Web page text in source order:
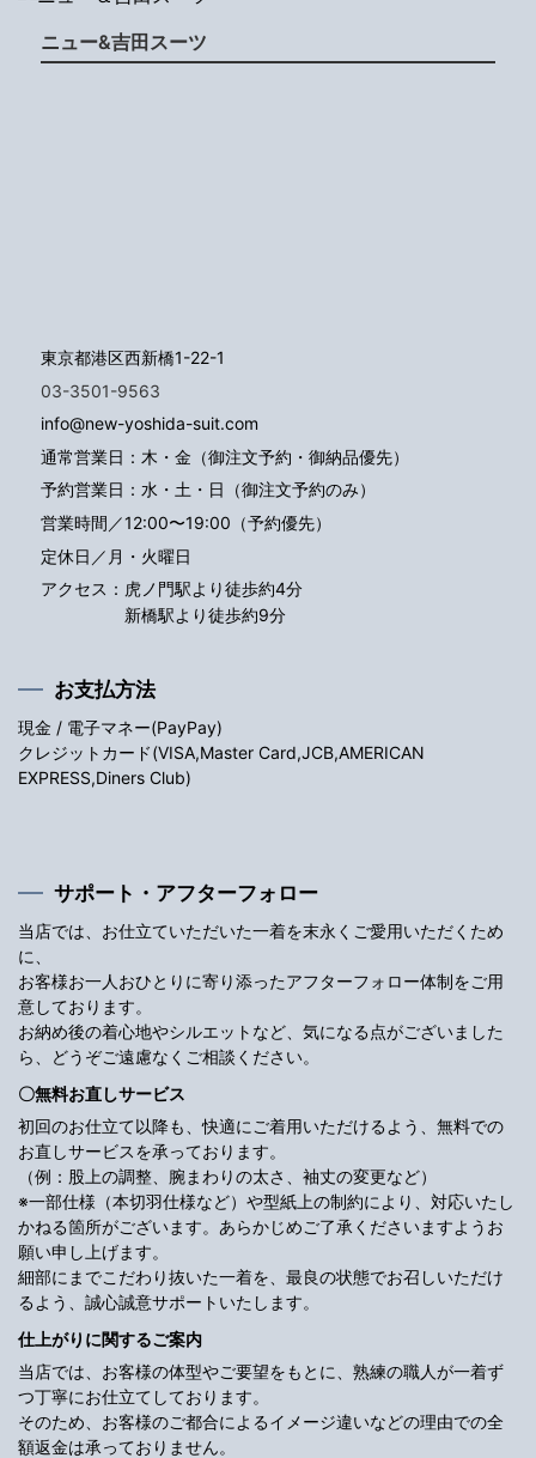
ニュー&吉田スーツ
東京都港区西新橋1-22-1
03-3501-9563
info@new-yoshida-suit.com
通常営業日：木・金（御注文予約・御納品優先）
予約営業日：水・土・日（御注文予約のみ）
営業時間／12:00〜19:00（予約優先）
定休日／月・火曜日
アクセス： 虎ノ門駅より徒歩約4分
新橋駅より徒歩約9分
お支払方法
現金 / 電子マネー(PayPay)
クレジットカード(VISA,Master Card,JCB,AMERICAN
EXPRESS,Diners Club)
サポート・アフターフォロー
当店では、お仕立ていただいた一着を末永くご愛用いただくため
に、
お客様お一人おひとりに寄り添ったアフターフォロー体制をご用
意しております。
お納め後の着心地やシルエットなど、気になる点がございました
ら、どうぞご遠慮なくご相談ください。
〇無料お直しサービス
初回のお仕立て以降も、快適にご着用いただけるよう、無料での
お直しサービスを承っております。
（例：股上の調整、腕まわりの太さ、袖丈の変更など）
※一部仕様（本切羽仕様など）や型紙上の制約により、対応いたし
かねる箇所がございます。あらかじめご了承くださいますようお
願い申し上げます。
細部にまでこだわり抜いた一着を、最良の状態でお召しいただけ
るよう、誠心誠意サポートいたします。
仕上がりに関するご案内
当店では、お客様の体型やご要望をもとに、熟練の職人が一着ず
つ丁寧にお仕立てしております。
そのため、お客様のご都合によるイメージ違いなどの理由での全
額返金は承っておりません。